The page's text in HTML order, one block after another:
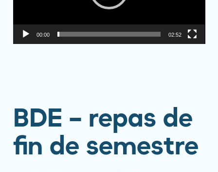
00:00 02:52
BDE – repas de
fin de semestre